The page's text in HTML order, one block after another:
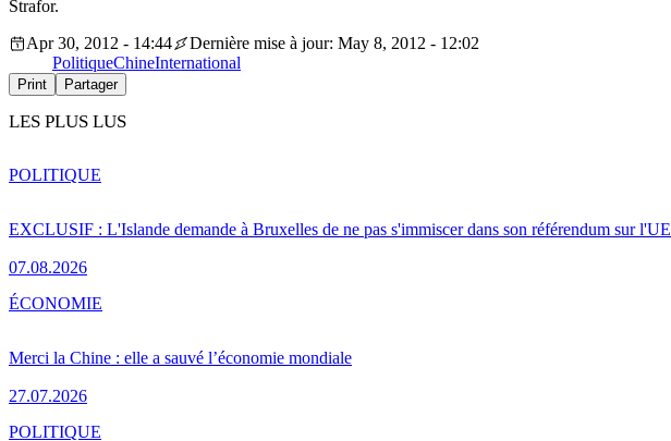
Strafor.
Apr 30, 2012 - 14:44
Dernière mise à jour: May 8, 2012 - 12:02
PolitiqueChineInternational
Print Partager
LES PLUS LUS
EXCLUSIF : L'Islande demande à Bruxelles de ne pas s'immiscer dans son référendum sur l'UE
07.08.2026
POLITIQUE
Merci la Chine : elle a sauvé l’économie mondiale
27.07.2026
ÉCONOMIE
POLITIQUE